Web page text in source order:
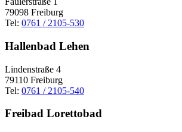
79098 Freiburg
Tel: 0761 / 2105-530
Hallenbad Lehen
Lindenstraße 4
79110 Freiburg
Tel: 0761 / 2105-540
Freibad Lorettobad